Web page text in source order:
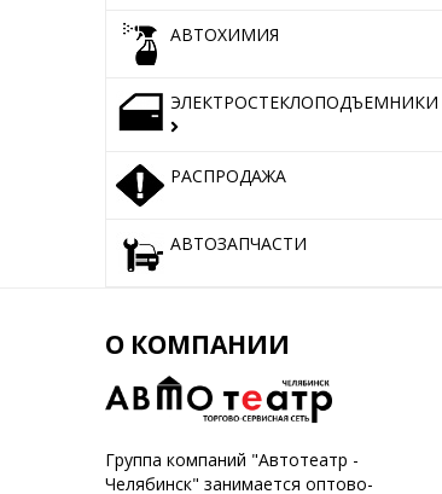
АВТОХИМИЯ
ЭЛЕКТРОСТЕКЛОПОДЪЕМНИКИ
РАСПРОДАЖА
АВТОЗАПЧАСТИ
О КОМПАНИИ
Группа компаний "Автотеатр -
Челябинск" занимается оптово-